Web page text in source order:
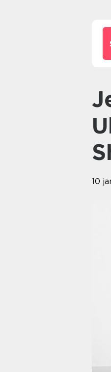
Jeans Størrelsesguide: Den
10